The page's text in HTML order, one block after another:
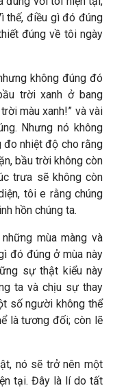
thế, điều gì đó đúng
đúng về tôi ngày
không đúng đó
trời xanh ở bang
màu xanh!” và vài
Nhưng nó không
đo nhiệt độ cho rằng
bầu trời không còn
trưa sẽ không còn
tôi e rằng chúng
hồn chúng ta.
mùa màng và
đó đúng ở mùa này
sự thật kiểu này
ta và chịu sự thay
số người không thể
là tương đối; còn lẽ
nó sẽ trở nên một
tại. Đây là lí do tất